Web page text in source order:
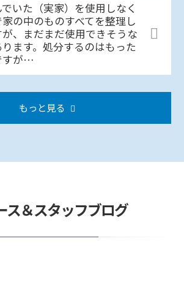
いた（実家）を使用しなく
の中のものすべてを整理し
、まだまだ使用できそうな
ます。処分するのはもった
すが…
もっと見る
ス＆スタッフブログ